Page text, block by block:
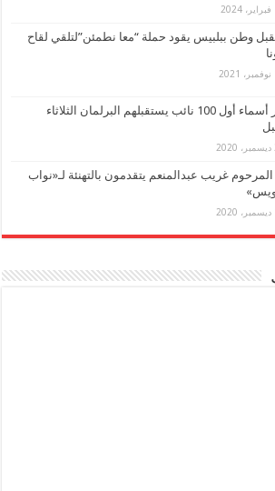
وطن ببلبيس يقود حملة “معا نطمئن”لتلقي لقاح
ننشر أسماء أول 100 نائب يستقبلهم البرلمان الثلاثاء
المرحوم غريب عبدالمنعم يتقدمون بالتهنئة لـ«نواب